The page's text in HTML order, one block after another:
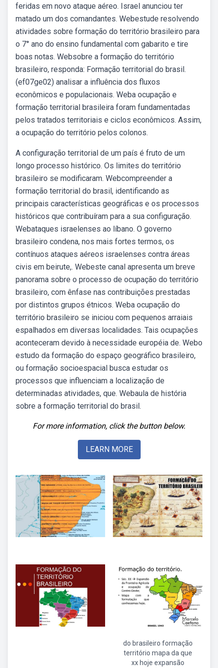
feridas em novo ataque aéreo. Israel anunciou ter
matado um dos comandantes. Webestude resolvendo
atividades sobre formação do território brasileiro para
o 7° ano do ensino fundamental com gabarito e tire
boas notas. Websobre a formação do território
brasileiro, responda: Formação territorial do brasil.
(ef07ge02) analisar a influência dos fluxos
econômicos e populacionais. Weba ocupação e
formação territorial brasileira foram fundamentadas
pelos tratados territoriais e ciclos econômicos. Assim,
a ocupação do território pelos colonos.
A configuração territorial de um país é fruto de um
longo processo histórico. Os limites do território
brasileiro se modificaram. Webcompreender a
formação territorial do brasil, identificando as
principais características geográficas e os processos
históricos que contribuíram para a sua configuração.
Webataques israelenses ao líbano. O governo
brasileiro condena, nos mais fortes termos, os
contínuos ataques aéreos israelenses contra áreas
civis em beirute,. Webeste canal apresenta um breve
panorama sobre o processo de ocupação do território
brasileiro, com ênfase nas contribuições prestadas
por distintos grupos étnicos. Weba ocupação do
território brasileiro se iniciou com pequenos arraiais
espalhados em diversas localidades. Tais ocupações
aconteceram devido à necessidade européia de. Webo
estudo da formação do espaço geográfico brasileiro,
ou formação socioespacial busca estudar os
processos que influenciam a localização de
determinadas atividades, que. Webaula de história
sobre a formação territorial do brasil.
For more information, click the button below.
LEARN MORE
do brasileiro formação
território mapa da que
xx hoje expansão